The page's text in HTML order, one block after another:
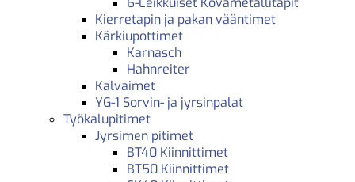
Kierretapin ja pakan vääntimet
Kärkiupottimet
Karnasch
Hahnreiter
Kalvaimet
YG-1 Sorvin- ja jyrsinpalat
Työkalupitimet
Jyrsimen pitimet
BT40 Kiinnittimet
BT50 Kiinnittimet